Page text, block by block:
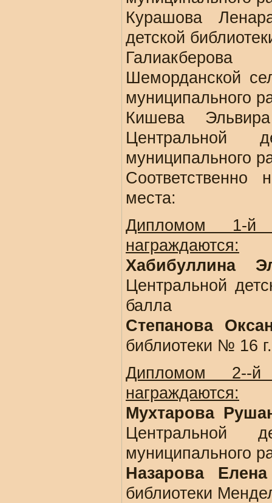
Курашова
детской
Шеморданской
муниципального
Кишева
Центральной
муниципального
места:
Дипломом 1-й
награждаются:
Хабибуллина
Центральной
балла
Степанова
библиотеки № 16
Дипломом 2--
награждаются:
Мухтарова
Центральной
муниципального
Назарова
библиотеки